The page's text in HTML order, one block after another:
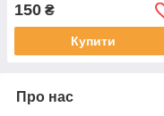
150 ₴
Купити
Про нас